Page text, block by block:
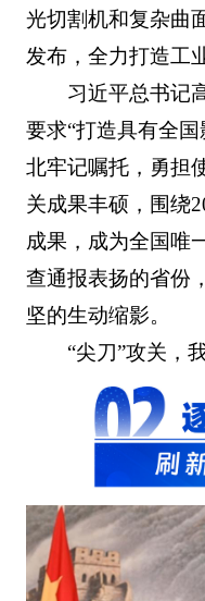
光切割机和复杂曲
发布，全力打造
习近平总书记
要求“打造具有全
北牢记嘱托，勇担
关成果丰硕，围绕
成果，成为全国唯
查通报表扬的省份
坚的生动缩影。
“尖刀”攻关，